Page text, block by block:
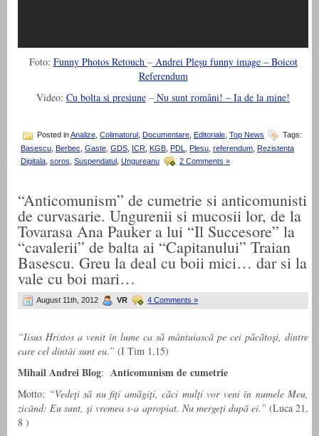
Foto: Funny Photos Retouch –Andrei Pleşu funny image – Boicot
Referendum
Video: Cu bolta si presiune – Nu sunt români! – Ia de la mine!
Posted inAnalize Colimatorul Documentare Editoriale Top News
Tags:
Basescu, Berbec, Gaste, GDS, ICR, KGB, PDL, Plesu, referendum, Rezistenta
Digitala soros Suspendatul Ungureanu 2 Comments »
“Anticomunism” de cumetrie si anticomunisti
de curvasarie. Ungurenii si mucosii lor, de la
Tovarasa Ana Pauker a lui “Il Succesore” la
“cavalerii” de balta ai “Capitanului” Traian
Basescu. Greu la deal cu boii mici… dar si la
vale cu boi mari…
August 11th, 2012 VR 4 Comments »
“Iisus Hristos a venit în lume ca să mântuiască pe cei păcătoşi, dintre
care cel dintâi sunt eu.” (I Tim 1,15)
Mihail Andrei Blog: Anticomunism de cumetrie
Motto: “Vedeţi să nu fiţi amăgiţi, căci mulţi vor veni în numele Meu,
zicând: Eu sunt, şi vremea s-a apropiat. Nu mergeţi după ei.” (Luca 21,
8 )